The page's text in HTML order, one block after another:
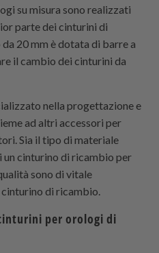
su misura sono realizzati
parte dei cinturini di
20 mm è dotata di barre a
il cambio dei cinturini da
nella progettazione e
ad altri accessori per
Sia il tipo di materiale
cinturino di ricambio per
sono di vitale
di ricambio.
per orologi di